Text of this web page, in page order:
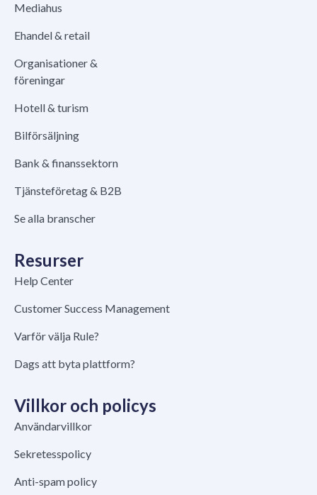
Mediahus
Ehandel & retail
Organisationer &
föreningar
Hotell & turism
Bilförsäljning
Bank & finanssektorn
Tjänsteföretag & B2B
Se alla branscher
Resurser
Help Center
Customer Success Management
Varför välja Rule?
Dags att byta plattform?
Villkor och policys
Användarvillkor
Sekretesspolicy
Anti-spam policy